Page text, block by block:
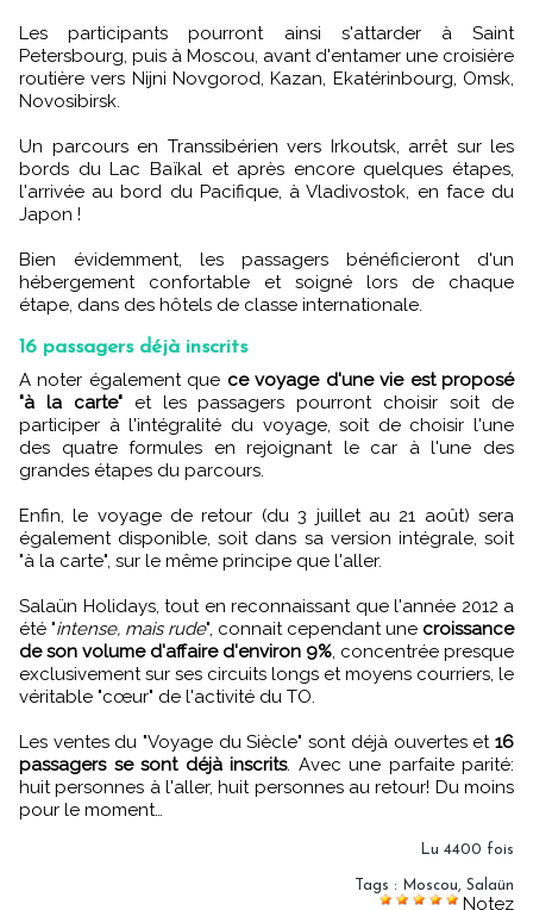
Les participants pourront ainsi s'attarder à Saint
Petersbourg, puis à Moscou, avant d'entamer une croisière
routière vers Nijni Novgorod, Kazan, Ekatérinbourg, Omsk,
Novosibirsk.
Un parcours en Transsibérien vers Irkoutsk, arrêt sur les
bords du Lac Baïkal et après encore quelques étapes,
l'arrivée au bord du Pacifique, à Vladivostok, en face du
Japon !
Bien évidemment, les passagers bénéficieront d'un
hébergement confortable et soigné lors de chaque
étape, dans des hôtels de classe internationale.
16 passagers déjà inscrits
A noter également que ce voyage d'une vie est proposé
"à la carte"et les passagers pourront choisir soit de
participer à l'intégralité du voyage, soit de choisir l'une
des quatre formules en rejoignant le car à l'une des
grandes étapes du parcours.
Enfin, le voyage de retour (du 3 juillet au 21 août) sera
également disponible, soit dans sa version intégrale, soit
"à la carte", sur le même principe que l'aller.
Salaün Holidays, tout en reconnaissant que l'année 2012 a
été "intense, mais rude", connait cependant une croissance
de son volume d'affaire d'environ 9%, concentrée presque
exclusivement sur ses circuits longs et moyens courriers, le
véritable "cœur" de l'activité du TO.
Les ventes du "Voyage du Siècle" sont déjà ouvertes et 16
passagers se sont déjà inscrits. Avec une parfaite parité:
huit personnes à l'aller, huit personnes au retour! Du moins
pour le moment…
Lu 4400 fois
Tags : Moscou, Salaün
Notez